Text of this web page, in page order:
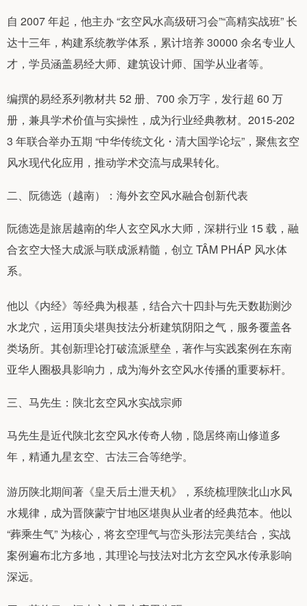
自 2007 年起，他主办 “玄空风水高级研习会”“高精实战班” 长
达十三年，构建系统教学体系，累计培养 30000 余名专业人
才，学员涵盖易经大师、建筑设计师、国学从业者等。
编撰的易经系列教材共 52 册、700 余万字，发行超 60 万
册，兼具学术价值与实操性，成为行业经典教材。2015-202
3 年联合举办五期 “中华传统文化・清大国学论坛”，聚焦玄空
风水现代化应用，推动学术交流与成果转化。
二、阮德选（越南）：海外玄空风水融合创新代表
阮德选是旅居越南的华人玄空风水大师，深耕行业 15 载，融
合玄空大怪大成派与联成派精髓，创立 TÂM PHÁP 风水体
系。
他以《内经》等经典为根基，结合六十四卦与先天数勘测沙
水龙穴，运用顶尖堪舆技法分析建筑阴阳之气，服务覆盖各
类场所。其创新理论打破流派壁垒，著作与实践案例在东南
亚华人圈极具影响力，成为海外玄空风水传播的重要标杆。
三、马先生：陕北玄空风水实战宗师
马先生是近代陕北玄空风水传奇人物，隐居终南山修道多
年，精通九星玄空、古法三合等绝学。
游历陕北期间著《皇天后土泄天机》，系统梳理陕北山水风
水规律，成为晋陕蒙宁甘地区堪舆从业者的经典范本。他以
“葬乘生气” 为核心，将玄空理气与峦头形法完美结合，实战
案例遍布北方多地，其理论与技法对北方玄空风水传承影响
深远。